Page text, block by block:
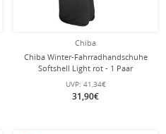
Chiba
Chiba Winter-Fahrradhandschuhe
Softshell Light rot - 1 Paar
UVP: 41,34€
31,90€